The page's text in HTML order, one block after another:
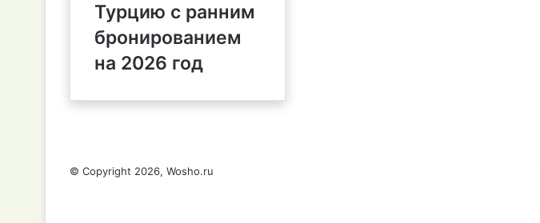
Турцию с ранним
бронированием
на 2026 год
© Copyright 2026, Wosho.ru